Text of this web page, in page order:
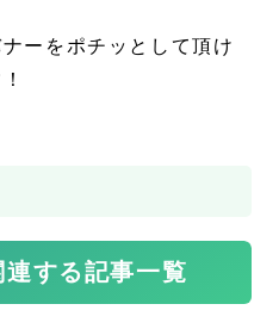
ーをポチッとして頂け
する記事一覧